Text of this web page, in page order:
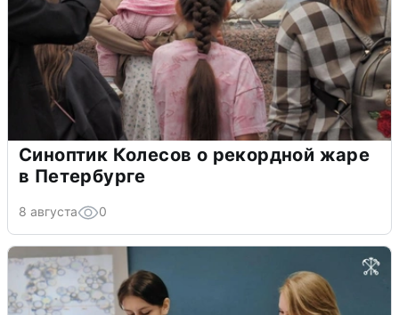
Синоптик Колесов о рекордной жаре
в Петербурге
8 августа 0